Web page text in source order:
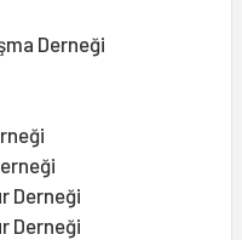
Derneği
Derneği
Derneği